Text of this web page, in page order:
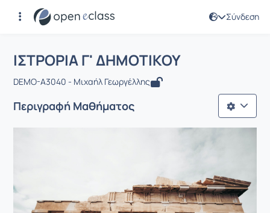
Σύνδεση
Αρχική Σελίδα
Μάθημα : ΙΣΤΡΟΡΙΑ Γ' ΔΗΜΟΤΙΚΟΥ
ΙΣΤΡΟΡΙΑ Γ' ΔΗΜΟΤΙΚΟΥ
DEMO-A3040 - Μιχαήλ Γεωργέλλης
Περιγραφή Μαθήματος